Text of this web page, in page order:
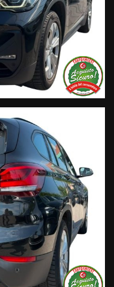
negli annunci
compilate con cura
tuttavia possono
ogni responsabilità
che non